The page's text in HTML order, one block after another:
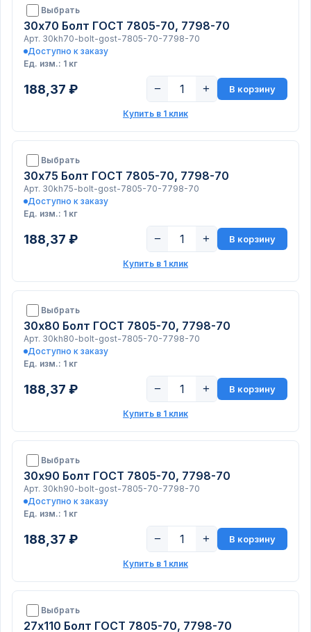
Выбрать
30х70 Болт ГОСТ 7805-70, 7798-70
Арт. 30kh70-bolt-gost-7805-70-7798-70
Доступно к заказу
Ед. изм.: 1 кг
188,37 ₽ − + В корзину
Купить в 1 клик
Выбрать
30х75 Болт ГОСТ 7805-70, 7798-70
Арт. 30kh75-bolt-gost-7805-70-7798-70
Доступно к заказу
Ед. изм.: 1 кг
188,37 ₽ − + В корзину
Купить в 1 клик
Выбрать
30х80 Болт ГОСТ 7805-70, 7798-70
Арт. 30kh80-bolt-gost-7805-70-7798-70
Доступно к заказу
Ед. изм.: 1 кг
188,37 ₽ − + В корзину
Купить в 1 клик
Выбрать
30х90 Болт ГОСТ 7805-70, 7798-70
Арт. 30kh90-bolt-gost-7805-70-7798-70
Доступно к заказу
Ед. изм.: 1 кг
188,37 ₽ − + В корзину
Купить в 1 клик
Выбрать
27х110 Болт ГОСТ 7805-70, 7798-70